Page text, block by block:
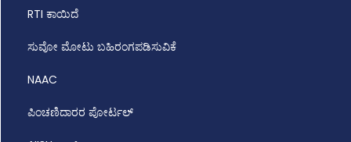
RTI ಕಾಯಿದೆ
ಸುವೋ ಮೋಟು ಬಹಿರಂಗಪಡಿಸುವಿಕೆ
NAAC
ಪಿಂಚಣಿದಾರರ ಪೋರ್ಟಲ್